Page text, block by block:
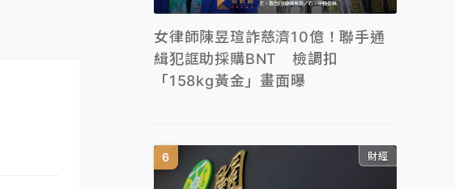
女律師陳昱瑄詐慈濟10億！聯手通
緝犯誆助採購BNT 檢調扣
「158kg黃金」畫面曝
財經